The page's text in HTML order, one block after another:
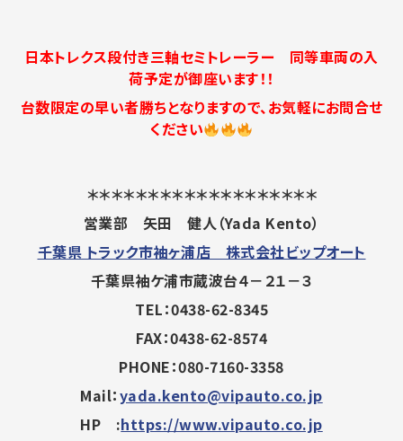
日本トレクス段付き三軸セミトレーラー 同等車両の入
荷予定が御座います！！
台数限定の早い者勝ちとなりますので、お気軽にお問合せ
ください
＊＊＊＊＊＊＊＊＊＊＊＊＊＊＊＊＊＊＊
営業部 矢田 健人（Yada Kento）
千葉県 トラック市袖ヶ浦店 株式会社ビップオート
千葉県袖ケ浦市蔵波台４－２１－３
TEL：0438-62-8345
FAX：0438-62-8574
PHONE：080-7160-3358
Mail：yada.kento@vipauto.co.jp
HP :https://www.vipauto.co.jp